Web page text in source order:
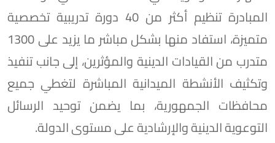
المبادرة تنظيم أكثر من 40 دورة تدريبية تخصصية
متميزة، استفاد منها بشكل مباشر ما يزيد على 1300
متدرب من القيادات الدينية والمؤثرين، إلى جانب تنفيذ
وتكثيف الأنشطة الميدانية المباشرة لتغطي جميع
محافظات الجمهورية، بما يضمن توحيد الرسائل
التوعوية الدينية والإرشادية على مستوى الدولة.